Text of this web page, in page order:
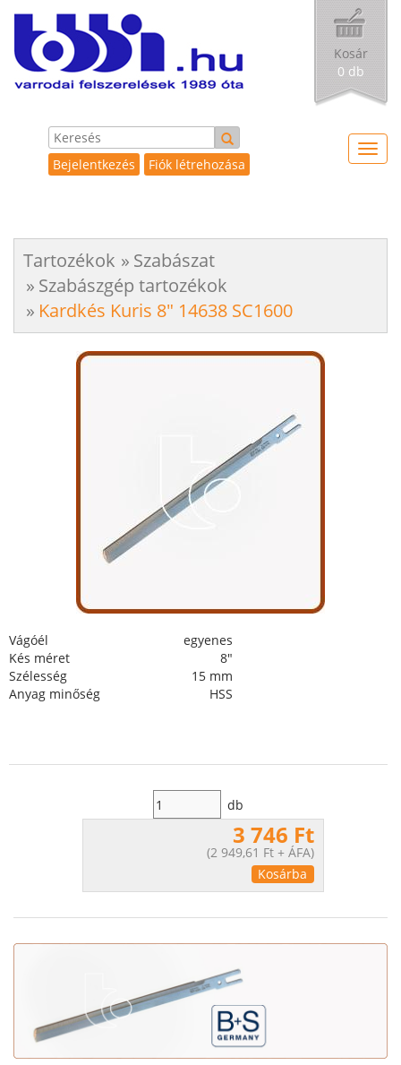
Bejelentkezés Fiók létrehozása
Kosár
0 db
Tartozékok
Szabászat
Szabászgép tartozékok
Kardkés Kuris 8" 14638 SC1600
Vágóél
egyenes
Kés méret
8"
Szélesség
15 mm
Anyag minőség
HSS
db
3 746 Ft
(2 949,61 Ft+ ÁFA)
Kosárba